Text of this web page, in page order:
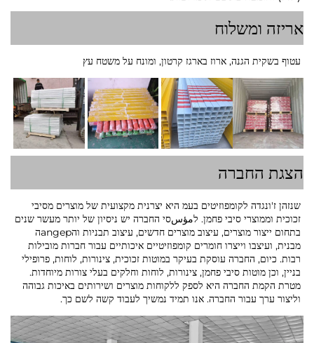
אריזה ומשלוח
עטוף בשקית הגנה, ארוז בארגז קרטון, ומונח על משטח עץ
הצגת החברה
שנזהן ז'ונגדה לקומפוזיטים בעמ היא יצרנית מקצועית של מוצרים מסיבי
זכוכית וממוצרי סיבי פחמן. לمؤسסי החברה יש ניסיון של יותר מעשר שנים
בתחום ייצור מוצרים, עיצוב מוצרים חדשים, עיצוב תבניות והangepה
מבנית, ועיצבו וייצרו חומרים קומפוזיטיים איכותיים עבור חברות מובילות
רבות. כיום, החברה עוסקת בעיקר במוטות זכוכית, צינורות, לוחות, פרופילי
בניין, וכן מוטות סיבי פחמן, צינורות, לוחות וחלקים בעלי צורות מיוחדות.
מטרת הקמת החברה היא לספק ללקוחות מוצרים ושירותים באיכות גבוהה
וליצור ערך עבור החברה. אנו תמיד נמשיך לעבוד קשה לשם כך.